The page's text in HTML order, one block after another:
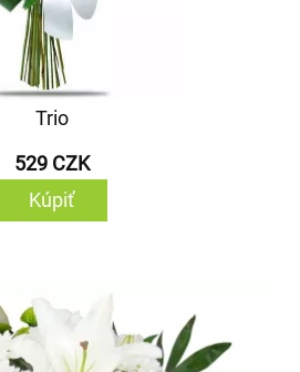
Trio
529 CZK
Kúpiť